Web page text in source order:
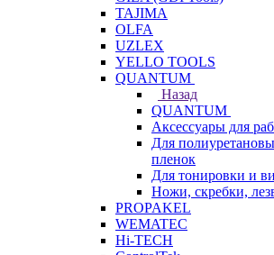
TAJIMA
OLFA
UZLEX
YELLO TOOLS
QUANTUM
Назад
QUANTUM
Аксессуары для
Для
пленок
Для тонировки и
Ножи, скребки,
PROPAKEL
WEMATEC
Hi-TECH